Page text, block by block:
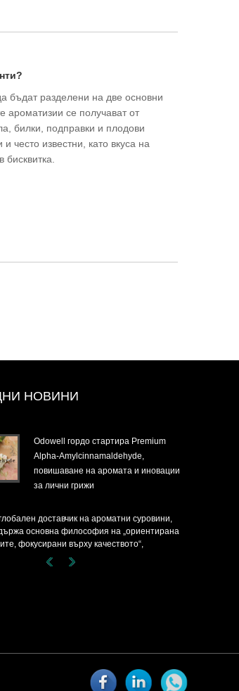
бъдат разделени на две основни
ароматизии се получават от
билки, подправки и плодови
често известни, като вкуса на
НОВИНИ
Odowell гордо стартира Premium
Alpha-Amylcinnamaldehyde,
повишаване на аромата и иновации
за лични грижи
доставчик на ароматни суровини,
основна философия на „ориентирана
фокусирани върху качеството“,
предоставяйки превъзходни решения за
по целия свят.